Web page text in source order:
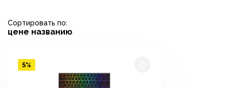
Сортировать по:
цене названию
5%